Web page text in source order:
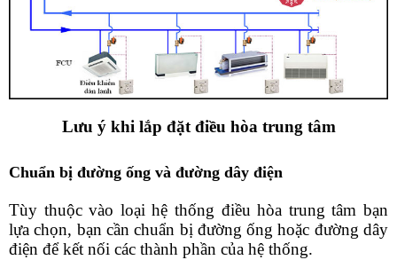
Lưu ý khi lắp đặt điều hòa trung tâm
Chuẩn bị đường ống và đường dây điện
Tùy thuộc vào loại hệ thống điều hòa trung tâm bạn
lựa chọn, bạn cần chuẩn bị đường ống hoặc đường dây
điện để kết nối các thành phần của hệ thống.